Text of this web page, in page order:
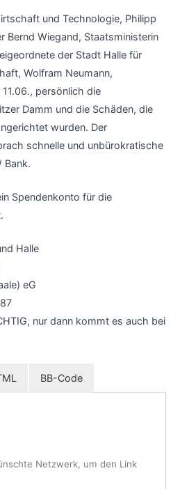
und Technologie, Philipp
Bernd Wiegand, Staatsministerin
der Stadt Halle für
Wolfram Neumann,
persönlich die
Damm und die Schäden, die
wurden. Der
schnelle und unbürokratische
Bank.
Spendenkonto für die
Halle
eG
nur dann kommt es auch bei
BB-Code
Netzwerk, um den Link